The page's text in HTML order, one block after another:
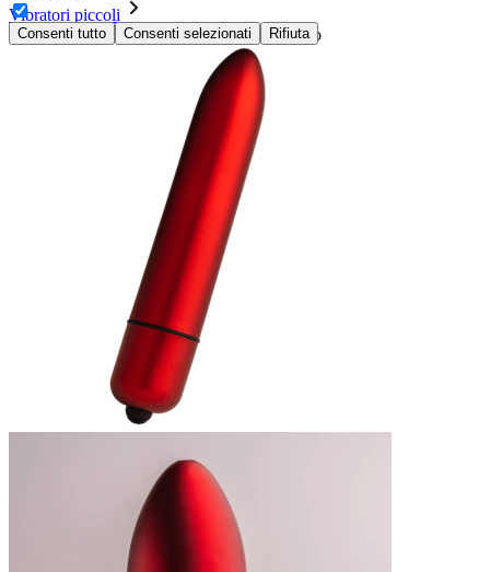
Consenti tutto Consenti selezionati Rifiuta
Vibratori piccoli
Rocks-Off - Truly Yours Rouge Allure Rosso